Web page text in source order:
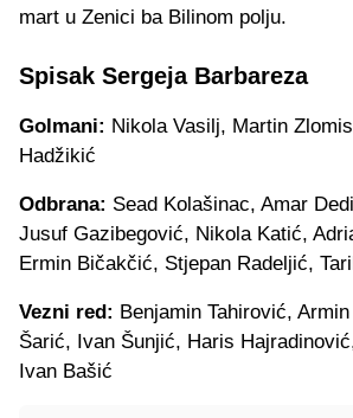
mart u Zenici ba Bilinom polju.
Spisak Sergeja Barbareza
Golmani: Nikola Vasilj, Martin
Hadžikić
Odbrana: Sead Kolašinac, Amar
Jusuf Gazibegović, Nikola Katić,
Ermin Bičakčić, Stjepan Radeljić,
Vezni red: Benjamin Tahirović,
Šarić, Ivan Šunjić, Haris
Ivan Bašić